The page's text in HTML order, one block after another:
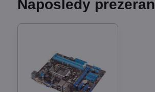
Naposledy